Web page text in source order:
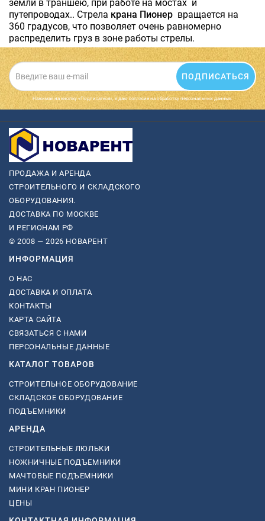
земли в траншею, при работе на мостах и
путепроводах.. Стрела крана Пионер вращается на
360 градусов, что позволяет очень равномерно
распределить груз в зоне работы стрелы.
ПОДПИСАТЬСЯ
Нажимая на кнопку «Подписаться», я даю cогласие на обработку персональных данных.
ПРОДАЖА И АРЕНДА
СТРОИТЕЛЬНОГО И СКЛАДСКОГО
ОБОРУДОВАНИЯ.
ДОСТАВКА ПО МОСКВЕ
И РЕГИОНАМ РФ
© 2008 — 2026 НОВАРЕНТ
ИНФОРМАЦИЯ
О НАС
ДОСТАВКА И ОПЛАТА
КОНТАКТЫ
КАРТА САЙТА
СВЯЗАТЬСЯ С НАМИ
ПЕРСОНАЛЬНЫЕ ДАННЫЕ
КАТАЛОГ ТОВАРОВ
СТРОИТЕЛЬНОЕ ОБОРУДОВАНИЕ
СКЛАДСКОЕ ОБОРУДОВАНИЕ
ПОДЪЕМНИКИ
АРЕНДА
СТРОИТЕЛЬНЫЕ ЛЮЛЬКИ
НОЖНИЧНЫЕ ПОДЪЕМНИКИ
МАЧТОВЫЕ ПОДЪЕМНИКИ
МИНИ КРАН ПИОНЕР
ЦЕНЫ